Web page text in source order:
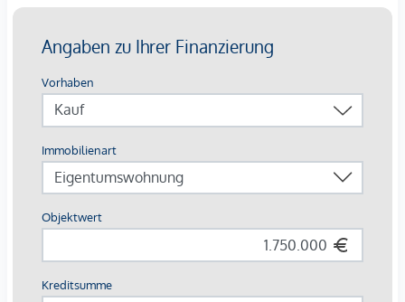
Kleines Schlaf- oder Arbeitszimmer
Schlafzimmer mit begehbarer Garderobe und
Badezimmer (Dusche, Badewanne, Fenster, WC)
Zweites Schlafzimmer mit begehbarer Garderobe und
Terrasse
Weiteres Badezimmer mit Dusche, WC und Fenster
Dachboden: bietet zusätzliche Staufläche